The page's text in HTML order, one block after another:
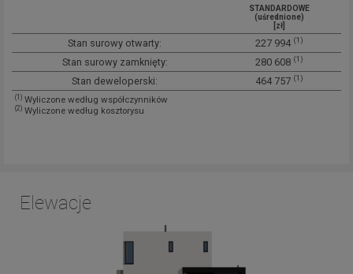
STANDARDOWE
(uśrednione)
[zł]
Stan surowy otwarty: 227 994 (1)
Stan surowy zamknięty: 280 608 (1)
Stan deweloperski: 464 757 (1)
(1) Wyliczone według współczynników
(2) Wyliczone według kosztorysu
Elewacje